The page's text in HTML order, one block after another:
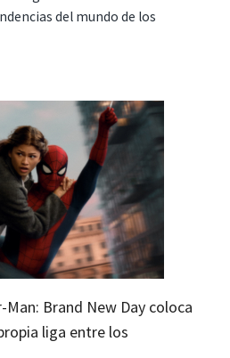
del mundo de los
Brand New Day coloca
liga entre los